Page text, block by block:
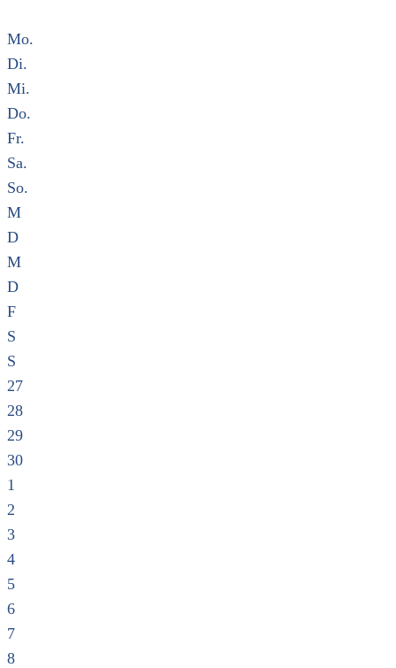
Mo.
Di.
Mi.
Do.
Fr.
Sa.
So.
M
D
M
D
F
S
S
27
28
29
30
1
2
3
4
5
6
7
8